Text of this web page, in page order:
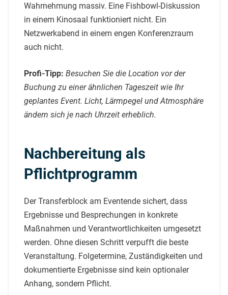
Wahrnehmung massiv. Eine Fishbowl-Diskussion
in einem Kinosaal funktioniert nicht. Ein
Netzwerkabend in einem engen Konferenzraum
auch nicht.
Profi-Tipp: Besuchen Sie die Location vor der
Buchung zu einer ähnlichen Tageszeit wie Ihr
geplantes Event. Licht, Lärmpegel und Atmosphäre
ändern sich je nach Uhrzeit erheblich.
Nachbereitung als
Pflichtprogramm
Der Transferblock am Eventende sichert, dass
Ergebnisse und Besprechungen in konkrete
Maßnahmen und Verantwortlichkeiten umgesetzt
werden. Ohne diesen Schritt verpufft die beste
Veranstaltung. Folgetermine, Zuständigkeiten und
dokumentierte Ergebnisse sind kein optionaler
Anhang, sondern Pflicht.